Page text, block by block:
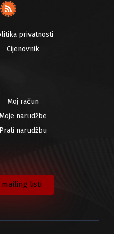
privatnosti
Cijenovnik
Moj račun
Moje narudžbe
Prati narudžbu
mailing listi